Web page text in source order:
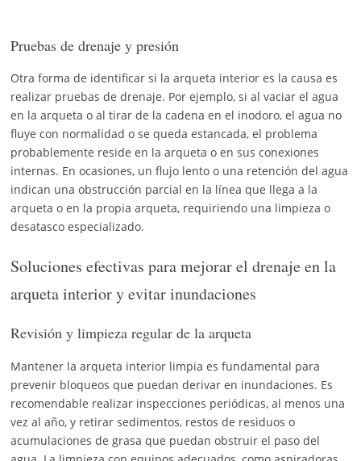
Pruebas de drenaje y presión
Otra forma de identificar si la arqueta interior es la causa es
realizar pruebas de drenaje. Por ejemplo, si al vaciar el agua
en la arqueta o al tirar de la cadena en el inodoro, el agua no
fluye con normalidad o se queda estancada, el problema
probablemente reside en la arqueta o en sus conexiones
internas. En ocasiones, un flujo lento o una retención del agua
indican una obstrucción parcial en la línea que llega a la
arqueta o en la propia arqueta, requiriendo una limpieza o
desatasco especializado.
Soluciones efectivas para mejorar el drenaje en la
arqueta interior y evitar inundaciones
Revisión y limpieza regular de la arqueta
Mantener la arqueta interior limpia es fundamental para
prevenir bloqueos que puedan derivar en inundaciones. Es
recomendable realizar inspecciones periódicas, al menos una
vez al año, y retirar sedimentos, restos de residuos o
acumulaciones de grasa que puedan obstruir el paso del